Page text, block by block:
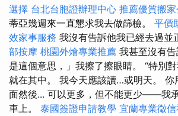
選擇 台北台胞證辦理中心 推薦優質搬家
蒂亞幾週來一直懇求我去做篩檢。 平價
效家事服務 我沒有告訴他我已經去過並
部按摩 桃園外燴專業推薦 我甚至沒有
是這個意思，」我擦了擦眼睛。 “特別
就在其中。 我今天應該讀…或明天。 你
面然後... 可以更多，但不能更少——我
車上。 泰國簽證申請教學 宜蘭專業徵